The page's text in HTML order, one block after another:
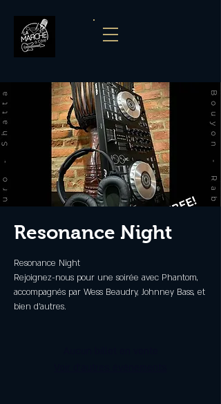
Resonance Night
Resonance Night
Rejoignez-nous pour une soirée avec Phantom,
accompagnés par Wess Beaudry, Johnney Bass, et
bien d'autres.